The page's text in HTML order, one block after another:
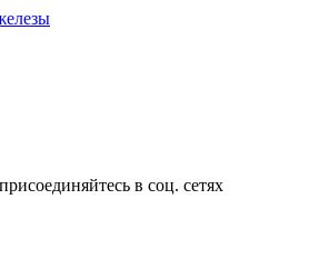
в соц. сетях